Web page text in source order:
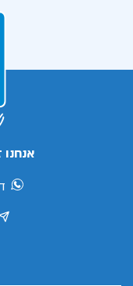
אנחנו